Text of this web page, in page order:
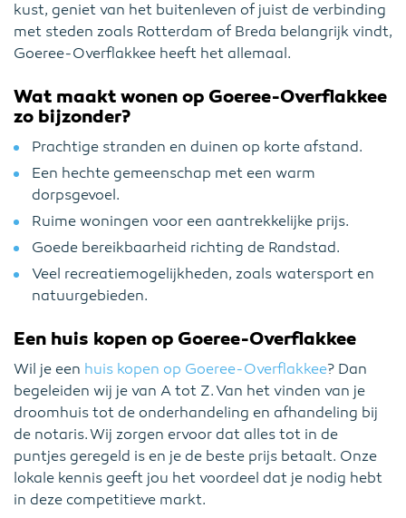
kust, geniet van het buitenleven of juist de verbinding
met steden zoals Rotterdam of Breda belangrijk vindt,
Goeree-Overflakkee heeft het allemaal.
Wat maakt wonen op Goeree-Overflakkee
zo bijzonder?
Prachtige stranden en duinen op korte afstand.
Een hechte gemeenschap met een warm
dorpsgevoel.
Ruime woningen voor een aantrekkelijke prijs.
Goede bereikbaarheid richting de Randstad.
Veel recreatiemogelijkheden, zoals watersport en
natuurgebieden.
Een huis kopen op Goeree-Overflakkee
Wil je een huis kopen op Goeree-Overflakkee? Dan
begeleiden wij je van A tot Z. Van het vinden van je
droomhuis tot de onderhandeling en afhandeling bij
de notaris. Wij zorgen ervoor dat alles tot in de
puntjes geregeld is en je de beste prijs betaalt. Onze
lokale kennis geeft jou het voordeel dat je nodig hebt
in deze competitieve markt.